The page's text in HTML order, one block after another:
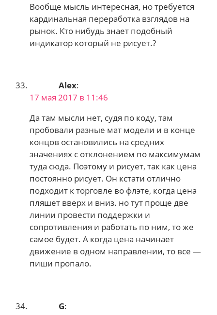
Вообще мысль интересная, но требуется
кардинальная переработка взглядов на
рынок. Кто нибудь знает подобный
индикатор который не рисует.?
Alex:
17 мая 2017 в 11:46
Да там мысли нет, судя по коду, там
пробовали разные мат модели и в конце
концов остановились на средних
значениях с отклонением по максимумам
туда сюда. Поэтому и рисует, так как цена
постоянно рисует. Он кстати отлично
подходит к торговле во флэте, когда цена
пляшет вверх и вниз. но тут проще две
линии провести поддержки и
сопротивления и работать по ним, то же
самое будет. А когда цена начинает
движение в одном направлении, то все —
пиши пропало.
G: